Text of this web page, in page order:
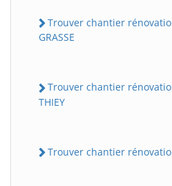
Trouver chantier
GRASSE
Trouver chantier
THIEY
Trouver chantier